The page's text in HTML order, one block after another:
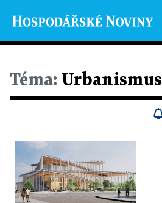
Téma: Urbanismus